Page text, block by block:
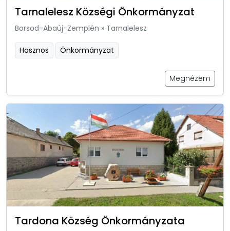
Tarnalelesz Községi Önkormányzat
Borsod-Abaúj-Zemplén » Tarnalelesz
Hasznos Önkormányzat
Megnézem
Tardona Község Önkormányzata